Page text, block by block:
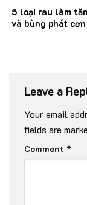
5 loại rau làm
và bùng phát
Leave a
Your email
fields are
Comment *